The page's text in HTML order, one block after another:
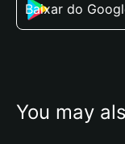
Baixar do
You may